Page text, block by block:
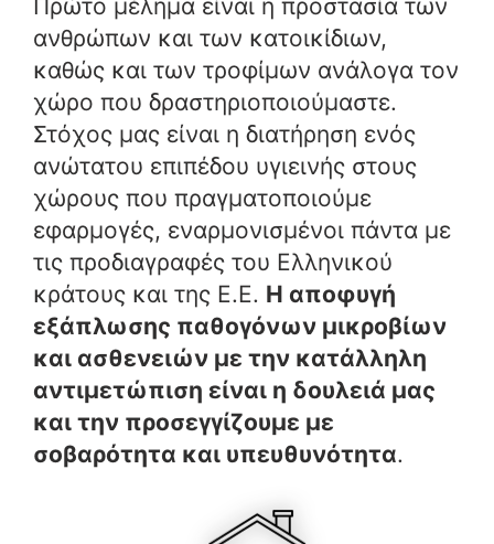
Πρώτο μέλημα είναι η προστασία των
ανθρώπων και των κατοικίδιων,
καθώς και των τροφίμων ανάλογα τον
χώρο που δραστηριοποιούμαστε.
Στόχος μας είναι η διατήρηση ενός
ανώτατου επιπέδου υγιεινής στους
χώρους που πραγματοποιούμε
εφαρμογές, εναρμονισμένοι πάντα με
τις προδιαγραφές του Ελληνικού
κράτους και της Ε.Ε. Η αποφυγή
εξάπλωσης παθογόνων μικροβίων
και ασθενειών με την κατάλληλη
αντιμετώπιση είναι η δουλειά μας
και την προσεγγίζουμε με
σοβαρότητα και υπευθυνότητα.